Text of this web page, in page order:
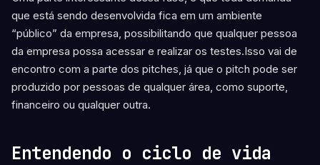
que está sendo desenvolvida fica em um ambiente
“público” da empresa, possibilitando que qualquer pessoa
da empresa possa acessar e realizar os testes.Isso vai de
encontro com a parte dos pitches, já que o pitch pode ser
produzido por pessoas de qualquer área, como suporte,
financeiro ou qualquer outra.
Entendendo o ciclo de vida